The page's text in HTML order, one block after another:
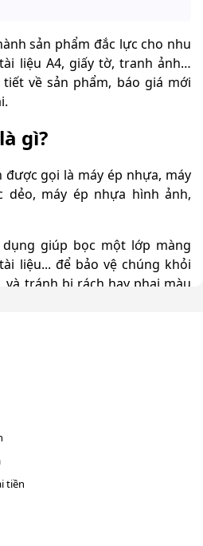
sản phẩm đắc lực cho nhu
liệu A4, giấy tờ, tranh ảnh…
về sản phẩm, báo giá mới
gì?
gọi là máy ép nhựa, máy
dẻo, máy ép nhựa hình ảnh,
giúp bọc một lớp màng
liệu... để bảo vệ chúng khỏi
và tránh bị rách hay phai màu
bằng cách làm nóng lớp keo
nhiệt để làm tan keo, giúp
giấy.
dùng nhiệt, chỉ dùng lực ép
tài liệu.
tiền